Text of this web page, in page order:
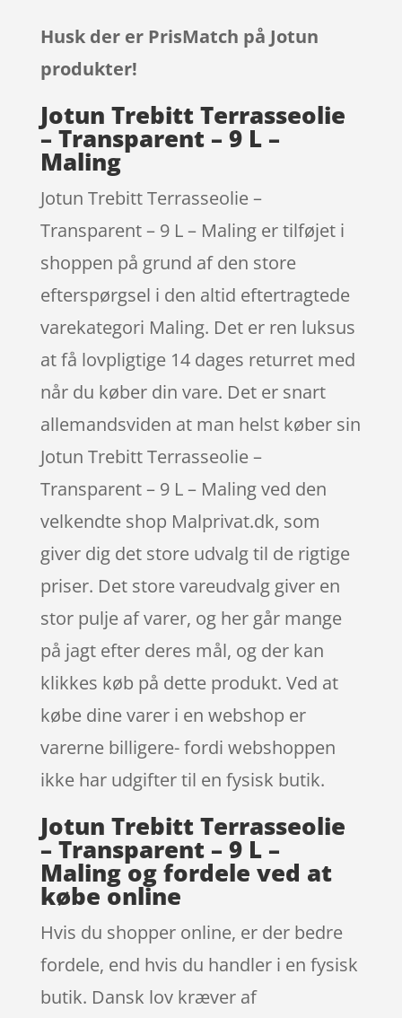
Husk der er PrisMatch på Jotun
produkter!
Jotun Trebitt Terrasseolie
– Transparent – 9 L –
Maling
Jotun Trebitt Terrasseolie –
Transparent – 9 L – Maling er tilføjet i
shoppen på grund af den store
efterspørgsel i den altid eftertragtede
varekategori Maling. Det er ren luksus
at få lovpligtige 14 dages returret med
når du køber din vare. Det er snart
allemandsviden at man helst køber sin
Jotun Trebitt Terrasseolie –
Transparent – 9 L – Maling ved den
velkendte shop Malprivat.dk, som
giver dig det store udvalg til de rigtige
priser. Det store vareudvalg giver en
stor pulje af varer, og her går mange
på jagt efter deres mål, og der kan
klikkes køb på dette produkt. Ved at
købe dine varer i en webshop er
varerne billigere- fordi webshoppen
ikke har udgifter til en fysisk butik.
Jotun Trebitt Terrasseolie
– Transparent – 9 L –
Maling og fordele ved at
købe online
Hvis du shopper online, er der bedre
fordele, end hvis du handler i en fysisk
butik. Dansk lov kræver af